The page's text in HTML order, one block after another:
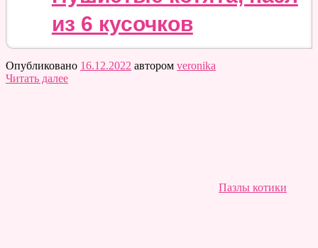
из 6 кусочков
Опубликовано 16.12.2022 автором veronika
Читать далее
Пазлы котики